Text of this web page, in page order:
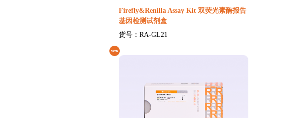
Firefly&Renilla Assay Kit 双荧光素酶报告
基因检测试剂盒
货号：RA-GL21